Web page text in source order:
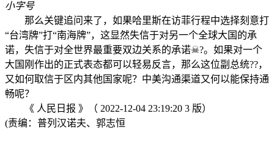
小字号
那么关键追问来了，如果哈里斯在访菲行程中选择刻意打
“台湾牌”打“南海牌”，这显然失信于对另一个全球大国的承
诺，失信于对全世界最重要双边关系的承诺☠?。如果对一个
大国刚作出的正式表态都可以轻易反言，那么这位副总统??，
又如何取信于区内其他国家呢？中美沟通渠道又何以能保持通
畅呢？
《 人民日报 》（ 2022-12-04 23:19:20 3 版）
(责编：普列汉诺夫、郭志恒